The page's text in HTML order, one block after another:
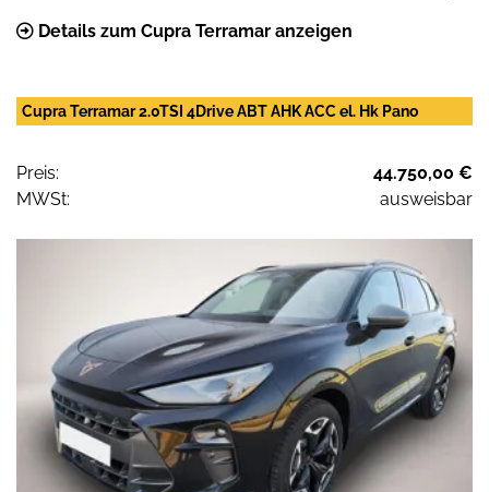
Details zum Cupra Terramar anzeigen
Cupra Terramar 2.0TSI 4Drive ABT AHK ACC el. Hk Pano
Preis:
44.750,00 €
MWSt:
ausweisbar